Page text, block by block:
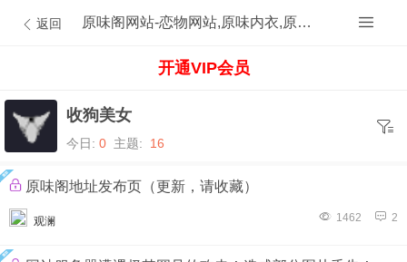
返回 原味阁网站-恋物网站,原味内衣,原味内裤,原味丝袜,原味内内,原味MM,原味原创的原味论坛
开通VIP会员
收狗美女
今日: 0 主题: 16
原味阁地址发布页（更新，请收藏）
观澜 1462 2